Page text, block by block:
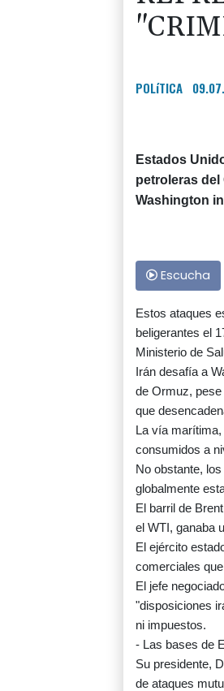
POLíTICA
Estados
petroleras
Washington
Escucha
Estos ataques
beligerantes el
Ministerio de
Irán desafía a
de Ormuz,
que
La vía marítima,
consumidos a
No obstante,
globalmente
El barril de
el WTI, ganaba
El ejército
comerciales
El jefe
"disposiciones
ni impuestos.
- Las bases de
Su presidente,
de ataques